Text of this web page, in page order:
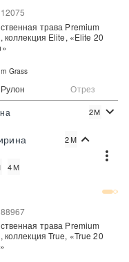
Рулон Отрез
трава Premium
Grass
2М
2М
4М
трава Premium